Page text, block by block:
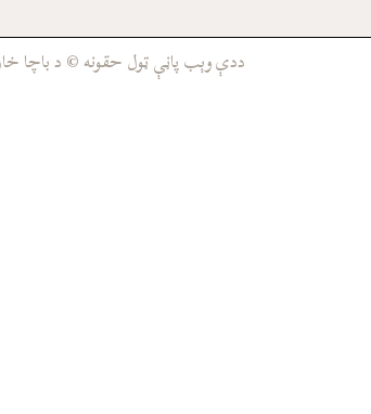
ددې وېب پاڼې ټول حقونه © د باچا